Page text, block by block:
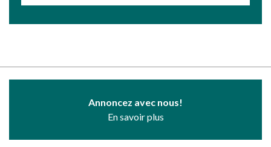
Annoncez avec nous!
En savoir plus